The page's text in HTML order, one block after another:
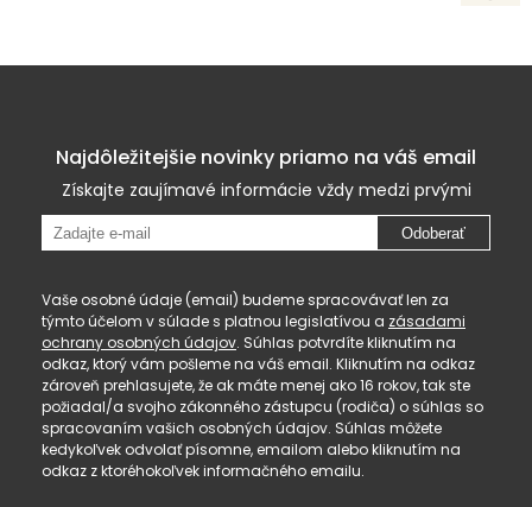
Najdôležitejšie novinky priamo na váš email
Získajte zaujímavé informácie vždy medzi prvými
Odoberať
Vaše osobné údaje (email) budeme spracovávať len za
týmto účelom v súlade s platnou legislatívou a zásadami
ochrany osobných údajov. Súhlas potvrdíte kliknutím na
odkaz, ktorý vám pošleme na váš email. Kliknutím na odkaz
zároveň prehlasujete, že ak máte menej ako 16 rokov, tak ste
požiadal/a svojho zákonného zástupcu (rodiča) o súhlas so
spracovaním vašich osobných údajov. Súhlas môžete
kedykoľvek odvolať písomne, emailom alebo kliknutím na
odkaz z ktoréhokoľvek informačného emailu.